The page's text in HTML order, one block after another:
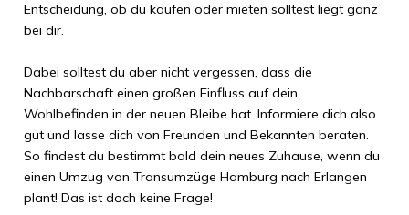
Entscheidung, ob du kaufen oder mieten solltest liegt ganz
bei dir.
Dabei solltest du aber nicht vergessen, dass die
Nachbarschaft einen großen Einfluss auf dein
Wohlbefinden in der neuen Bleibe hat. Informiere dich also
gut und lasse dich von Freunden und Bekannten beraten.
So findest du bestimmt bald dein neues Zuhause, wenn du
einen Umzug von Transumzüge Hamburg nach Erlangen
plant! Das ist doch keine Frage!